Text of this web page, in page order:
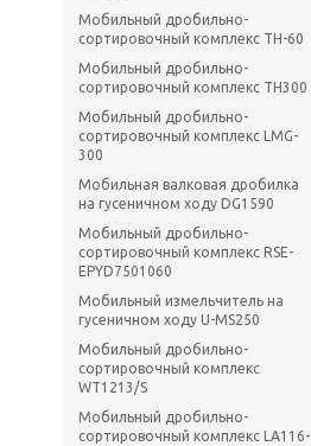
Мобильный дробильно-
сортировочный комплекс TH-60
Мобильный дробильно-
сортировочный комплекс TH300
Мобильный дробильно-
сортировочный комплекс LMG-
300
Мобильная валковая дробилка
на гусеничном ходу DG1590
Мобильный дробильно-
сортировочный комплекс RSE-
EPYD7501060
Мобильный измельчитель на
гусеничном ходу U-MS250
Мобильный дробильно-
сортировочный комплекс
WT1213/S
Мобильный дробильно-
сортировочный комплекс LA116-